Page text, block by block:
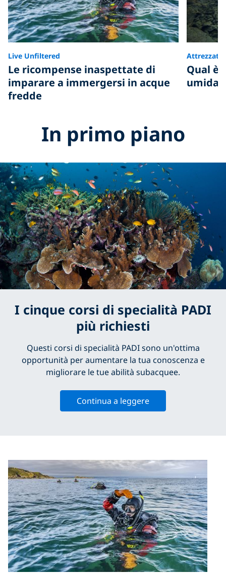
Live Unfiltered
Le ricompense inaspettate di
imparare a immergersi in acque
fredde
Qual è
umida
In primo piano
I cinque corsi di specialità PADI
più richiesti
Questi corsi di specialità PADI sono un'ottima
opportunità per aumentare la tua conoscenza e
migliorare le tue abilità subacquee.
Continua a leggere